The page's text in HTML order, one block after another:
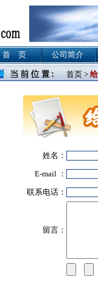
首 页 公司简介
首页 >
姓名：
E-mail ：
联系电话：
留言：